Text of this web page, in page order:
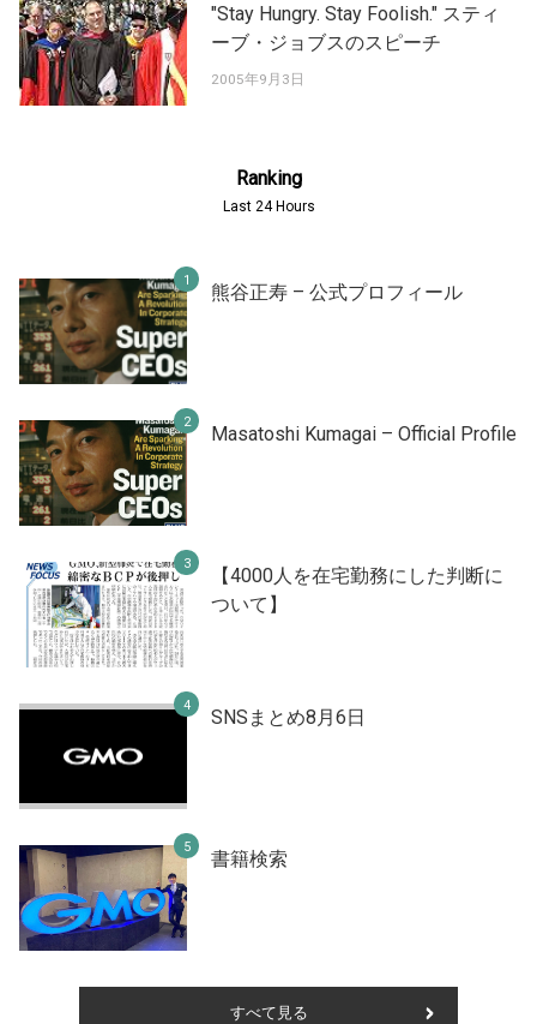
"Stay Hungry. Stay Foolish." スティ
ーブ・ジョブスのスピーチ
2005年9月3日
Ranking
Last 24 Hours
熊谷正寿 – 公式プロフィール
Masatoshi Kumagai – Official Profile
【4000人を在宅勤務にした判断に
ついて】
SNSまとめ8月6日
書籍検索
すべて見る